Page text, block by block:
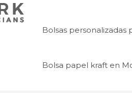
Bolsas
Bolsa papel kraft en